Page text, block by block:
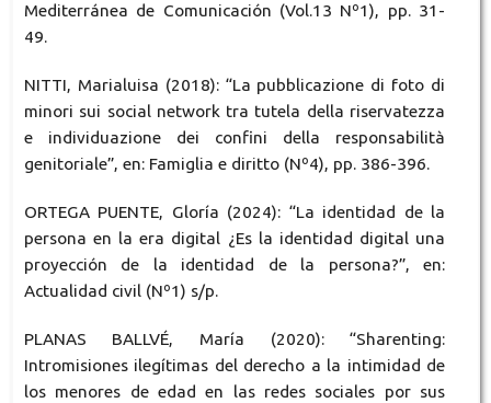
Mediterránea de Comunicación (Vol.13 Nº1), pp. 31-
49.
NITTI, Marialuisa (2018): “La pubblicazione di foto di
minori sui social network tra tutela della riservatezza
e individuazione dei confini della responsabilità
genitoriale”, en: Famiglia e diritto (Nº4), pp. 386-396.
ORTEGA PUENTE, Gloría (2024): “La identidad de la
persona en la era digital ¿Es la identidad digital una
proyección de la identidad de la persona?”, en:
Actualidad civil (Nº1) s/p.
PLANAS BALLVÉ, María (2020): “Sharenting:
Intromisiones ilegítimas del derecho a la intimidad de
los menores de edad en las redes sociales por sus